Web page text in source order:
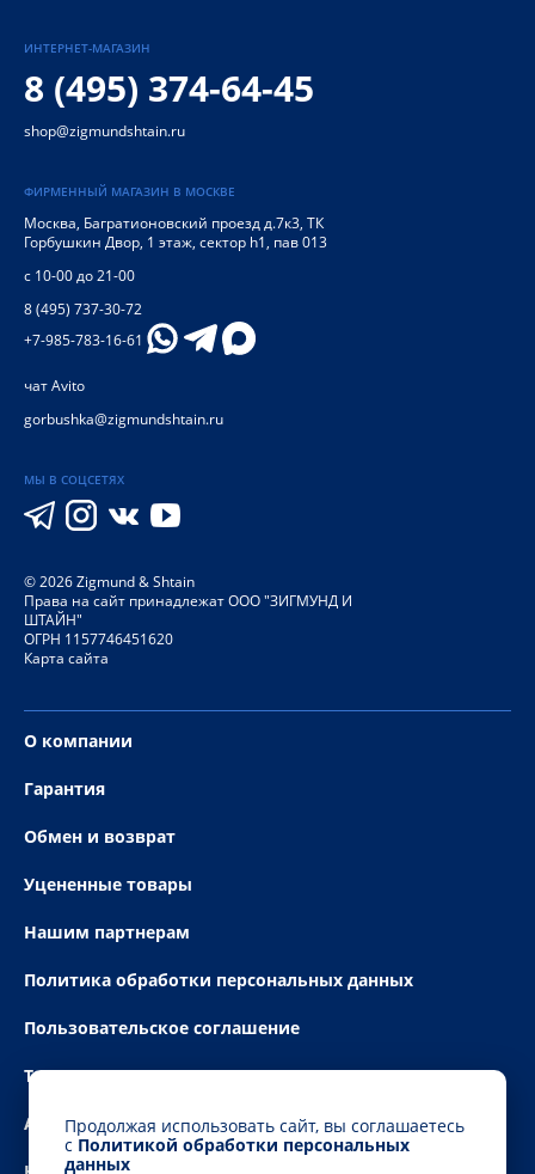
ИНТЕРНЕТ-МАГАЗИН
8 (495) 374-64-45
shop@zigmundshtain.ru
ФИРМЕННЫЙ МАГАЗИН В МОСКВЕ
Москва, Багратионовский проезд д.7к3, ТК
Горбушкин Двор, 1 этаж, сектор h1, пав 013
с 10-00 до 21-00
8 (495) 737-30-72
+7-985-783-16-61
чат Avito
gorbushka@zigmundshtain.ru
МЫ В СОЦСЕТЯХ
©2026Zigmund & Shtain
Права на сайт принадлежат ООО "ЗИГМУНД И
ШТАЙН"
ОГРН 1157746451620
Карта сайта
О компании
Гарантия
Обмен и возврат
Уцененные товары
Нашим партнерам
Политика обработки персональных данных
Пользовательское соглашение
Технические условия
АкцииПродолжая использовать сайт, вы соглашаетесь
с Политикой обработки персональных
данных